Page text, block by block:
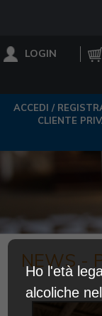
LOGIN
ACCEDI /
CLIENTE
NEWS -
Ho l'età
alcoliche